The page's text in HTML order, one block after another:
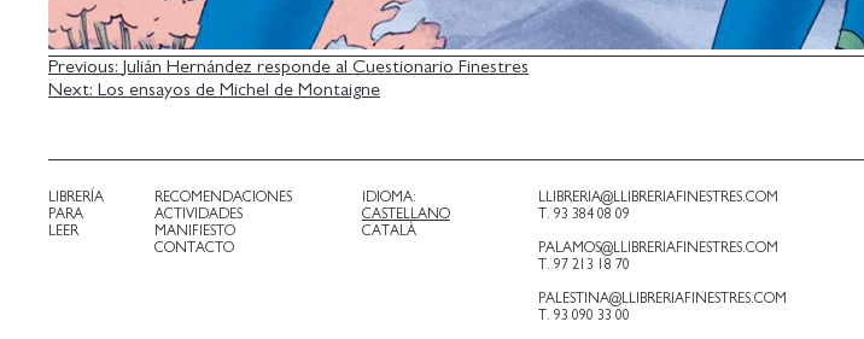
NAVEGACIÓN
DE
Previous: Julián Hernández responde al Cuestionario Finestres
Next: Los ensayos de Michel de Montaigne
LIBRERÍA
PARA
LEER
RECOMENDACIONES
ACTIVIDADES
MANIFIESTO
CONTACTO
IDIOMA:
CASTELLANO
CATALÀ
LLIBRERIA@LLIBRERIAFINESTRES.COM
T. 93 384 08 09
PALAMOS@LLIBRERIAFINESTRES.COM
T. 97 213 18 70
PALESTINA@LLIBRERIAFINESTRES.COM
T. 93 090 33 00